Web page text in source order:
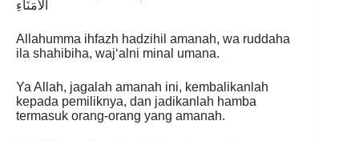
الْأُمَنَاءِ
Allahumma ihfazh hadzihil amanah, wa ruddaha
ila shahibiha, waj‘alni minal umana.
Ya Allah, jagalah amanah ini, kembalikanlah
kepada pemiliknya, dan jadikanlah hamba
termasuk orang-orang yang amanah.